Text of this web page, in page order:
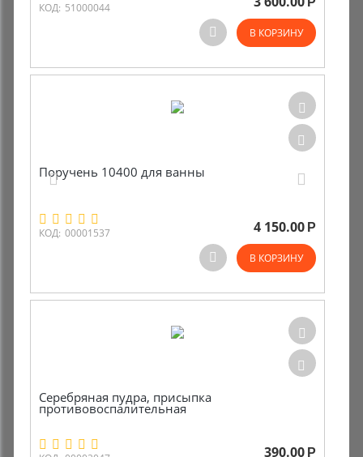
КОД: 51000044
В КОРЗИНУ
Поручень 10400 для ванны
КОД: 00001537 4 150.00 Р
В КОРЗИНУ
Серебряная пудра, присыпка
противовоспалительная
390.00 Р